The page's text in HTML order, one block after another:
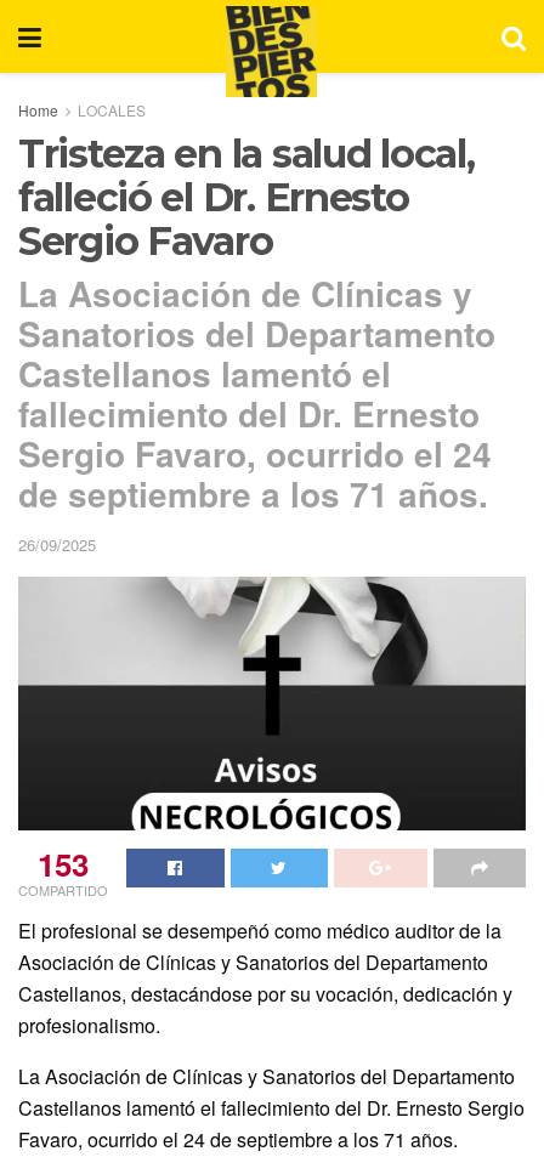
Home LOCALES
Tristeza en la salud local,
falleció el Dr. Ernesto
Sergio Favaro
La Asociación de Clínicas y
Sanatorios del Departamento
Castellanos lamentó el
fallecimiento del Dr. Ernesto
Sergio Favaro, ocurrido el 24
de septiembre a los 71 años.
26/09/2025
153
COMPARTIDO
El profesional se desempeñó como médico auditor de la
Asociación de Clínicas y Sanatorios del Departamento
Castellanos, destacándose por su vocación, dedicación y
profesionalismo.
La Asociación de Clínicas y Sanatorios del Departamento
Castellanos lamentó el fallecimiento del Dr. Ernesto Sergio
Favaro, ocurrido el 24 de septiembre a los 71 años.